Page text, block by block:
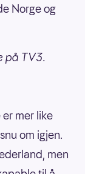
Norge og
på TV3.
mer like
om igjen.
men